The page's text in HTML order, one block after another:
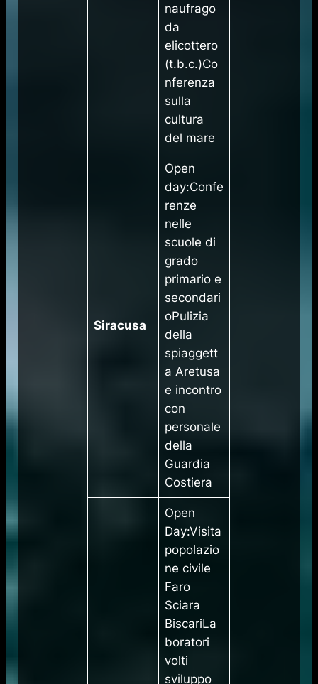
naufrago
da
elicottero
(t.b.c.)Co
nferenza
sulla
cultura
del mare
Siracusa
Open
day:Confe
renze
nelle
scuole di
grado
primario e
secondari
oPulizia
della
spiaggett
a Aretusa
e incontro
con
personale
della
Guardia
Costiera
​Open
Day:Visita
popolazio
ne civile
Faro
Sciara
BiscariLa
boratori
volti
sviluppo